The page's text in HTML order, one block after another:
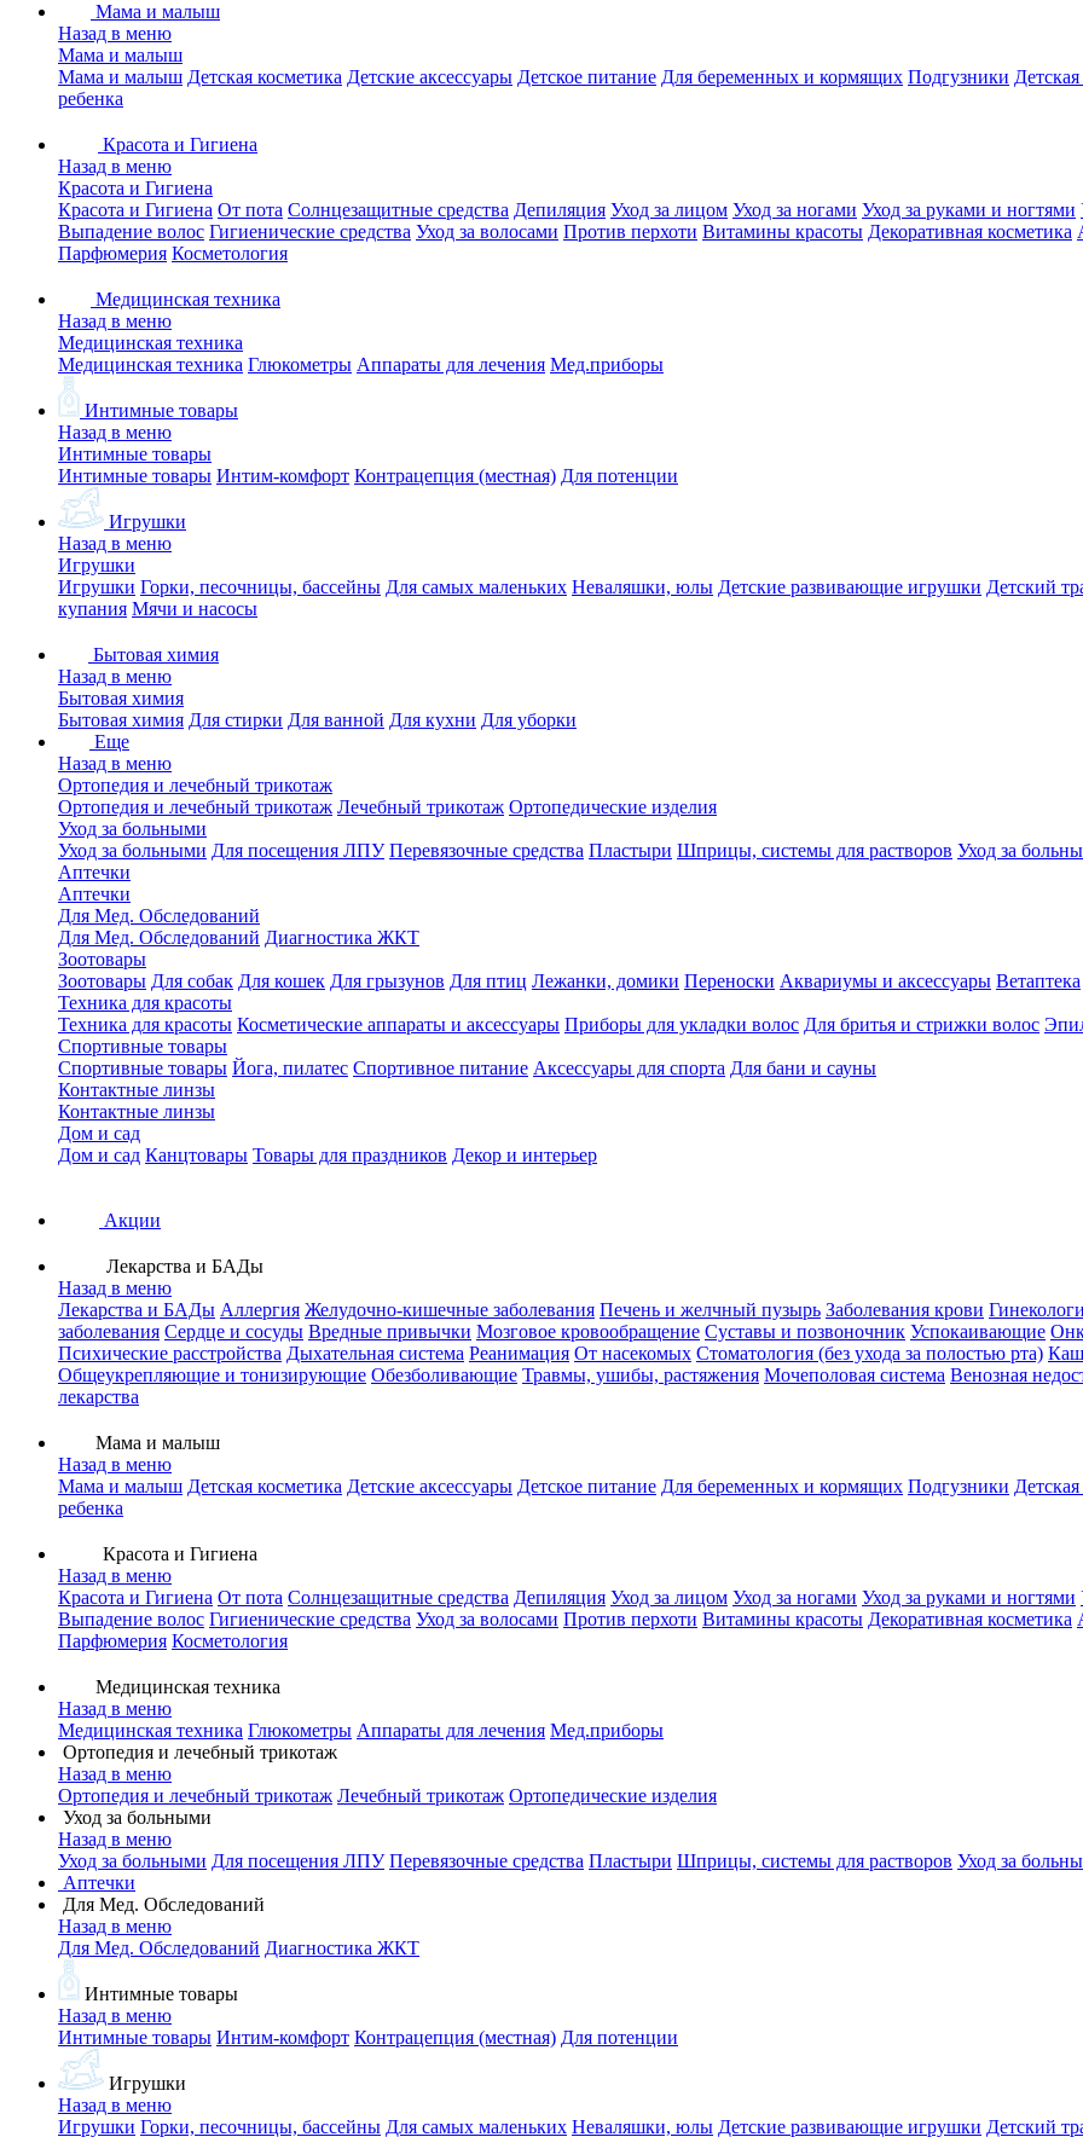
Мама и малыш
Назад в меню
Мама и малыш
Мама и малыш Детская косметика Детские аксессуары Детское питание Для беременных и кормящих Подгузники
ребенка
Красота и Гигиена
Назад в меню
Красота и Гигиена
Красота и Гигиена От пота Солнцезащитные средства Депиляция Уход за лицом Уход за ногами Уход за руками и ногтями
Выпадение волос Гигиенические средства Уход за волосами Против перхоти Витамины красоты Декоративная косметика
Парфюмерия Косметология
Медицинская техника
Назад в меню
Медицинская техника
Медицинская техника Глюкометры Аппараты для лечения Мед.приборы
Интимные товары
Назад в меню
Интимные товары
Интимные товары Интим-комфорт Контрацепция (местная) Для потенции
Игрушки
Назад в меню
Игрушки
Игрушки Горки, песочницы, бассейны Для самых маленьких Неваляшки, юлы Детские развивающие игрушки Детский
купания Мячи и насосы
Бытовая химия
Назад в меню
Бытовая химия
Бытовая химия Для стирки Для ванной Для кухни Для уборки
Еще
Назад в меню
Ортопедия и лечебный трикотаж
Ортопедия и лечебный трикотаж Лечебный трикотаж Ортопедические изделия
Уход за больными
Уход за больными Для посещения ЛПУ Перевязочные средства Пластыри Шприцы, системы для растворов Уход за
Аптечки
Аптечки
Для Мед. Обследований
Для Мед. Обследований Диагностика ЖКТ
Зоотовары
Зоотовары Для собак Для кошек Для грызунов Для птиц Лежанки, домики Переноски Аквариумы и аксессуары Ветаптека
Техника для красоты
Техника для красоты Косметические аппараты и аксессуары Приборы для укладки волос Для бритья и стрижки волос
Спортивные товары
Спортивные товары Йога, пилатес Спортивное питание Аксессуары для спорта Для бани и сауны
Контактные линзы
Контактные линзы
Дом и сад
Дом и сад Канцтовары Товары для праздников Декор и интерьер
Акции
Лекарства и БАДы
Назад в меню
Лекарства и БАДы Аллергия Желудочно-кишечные заболевания Печень и желчный пузырь Заболевания крови
заболевания Сердце и сосуды Вредные привычки Мозговое кровообращение Суставы и позвоночник Успокаивающие
Психические расстройства Дыхательная система Реанимация От насекомых Стоматология (без ухода за полостью рта)
Общеукрепляющие и тонизирующие Обезболивающие Травмы, ушибы, растяжения Мочеполовая система Венозная
лекарства
Мама и малыш
Назад в меню
Мама и малыш Детская косметика Детские аксессуары Детское питание Для беременных и кормящих Подгузники
ребенка
Красота и Гигиена
Назад в меню
Красота и Гигиена От пота Солнцезащитные средства Депиляция Уход за лицом Уход за ногами Уход за руками и ногтями
Выпадение волос Гигиенические средства Уход за волосами Против перхоти Витамины красоты Декоративная косметика
Парфюмерия Косметология
Медицинская техника
Назад в меню
Медицинская техника Глюкометры Аппараты для лечения Мед.приборы
Ортопедия и лечебный трикотаж
Назад в меню
Ортопедия и лечебный трикотаж Лечебный трикотаж Ортопедические изделия
Уход за больными
Назад в меню
Уход за больными Для посещения ЛПУ Перевязочные средства Пластыри Шприцы, системы для растворов Уход за
Аптечки
Для Мед. Обследований
Назад в меню
Для Мед. Обследований Диагностика ЖКТ
Интимные товары
Назад в меню
Интимные товары Интим-комфорт Контрацепция (местная) Для потенции
Игрушки
Назад в меню
Игрушки Горки, песочницы, бассейны Для самых маленьких Неваляшки, юлы Детские развивающие игрушки Детский